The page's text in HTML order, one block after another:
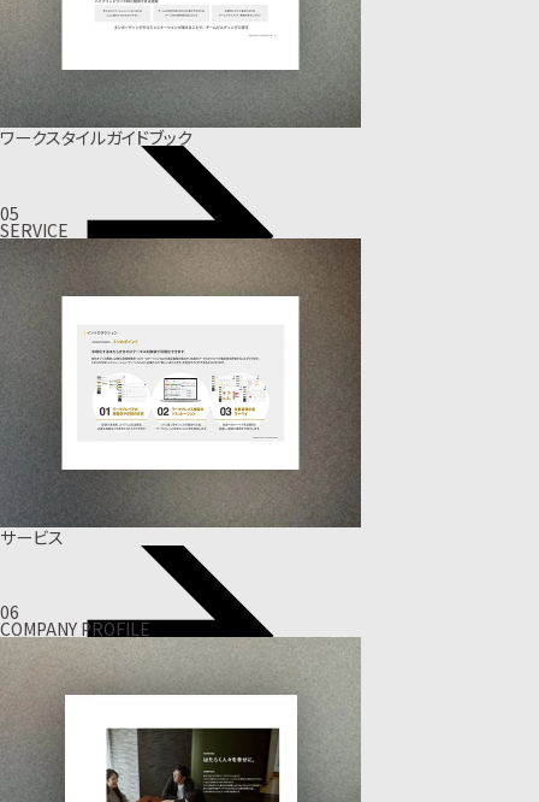
ワークスタイルガイドブック
05
SERVICE
サービス
06
COMPANY PROFILE